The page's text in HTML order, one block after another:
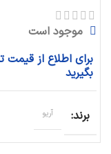
موجود است
برای اطلاع از
بگیرید
برند آریو